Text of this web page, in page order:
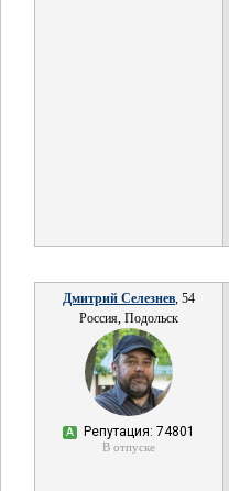
Дмитрий Селезнев, 54
Россия, Подольск
А Репутация: 74801
В отпуске